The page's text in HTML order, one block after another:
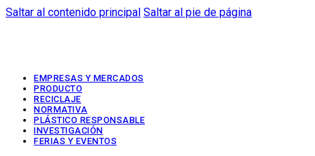
Saltar al contenido principal Saltar al pie de página
EMPRESAS Y MERCADOS
PRODUCTO
RECICLAJE
NORMATIVA
PLÁSTICO RESPONSABLE
INVESTIGACIÓN
FERIAS Y EVENTOS